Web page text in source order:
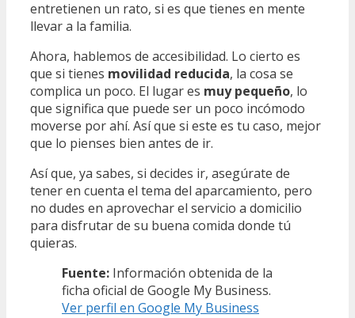
entretienen un rato, si es que tienes en mente
llevar a la familia.
Ahora, hablemos de accesibilidad. Lo cierto es
que si tienes movilidad reducida, la cosa se
complica un poco. El lugar es muy pequeño, lo
que significa que puede ser un poco incómodo
moverse por ahí. Así que si este es tu caso, mejor
que lo pienses bien antes de ir.
Así que, ya sabes, si decides ir, asegúrate de
tener en cuenta el tema del aparcamiento, pero
no dudes en aprovechar el servicio a domicilio
para disfrutar de su buena comida donde tú
quieras.
Fuente: Información obtenida de la
ficha oficial de Google My Business.
Ver perfil en Google My Business